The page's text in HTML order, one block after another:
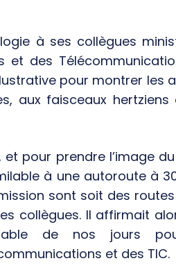
à ses collègues
et des
pour montrer les
aux faisceaux
pour prendre l’image
à une autoroute à
sont soit des
collègues. Il affirmait
de nos jours
et des TIC.